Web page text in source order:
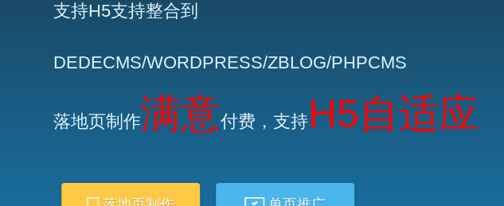
支持H5支持整合到
DEDECMS/WORDPRESS/ZBLOG/PHPCMS
落地页制作满意付费，支持H5自适应